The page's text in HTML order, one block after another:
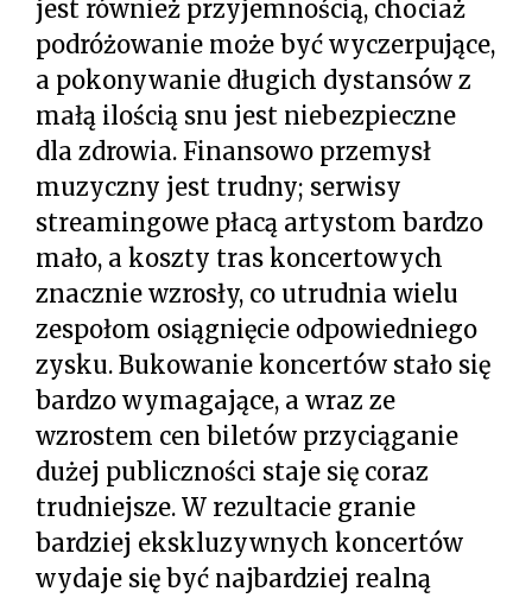
jest również przyjemnością, chociaż
podróżowanie może być wyczerpujące,
a pokonywanie długich dystansów z
małą ilością snu jest niebezpieczne
dla zdrowia. Finansowo przemysł
muzyczny jest trudny; serwisy
streamingowe płacą artystom bardzo
mało, a koszty tras koncertowych
znacznie wzrosły, co utrudnia wielu
zespołom osiągnięcie odpowiedniego
zysku. Bukowanie koncertów stało się
bardzo wymagające, a wraz ze
wzrostem cen biletów przyciąganie
dużej publiczności staje się coraz
trudniejsze. W rezultacie granie
bardziej ekskluzywnych koncertów
wydaje się być najbardziej realną